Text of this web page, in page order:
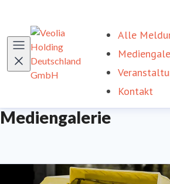
Alle
Kontakt
Mediengalerie